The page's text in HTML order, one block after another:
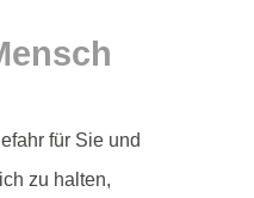
für Sie und
zu halten,